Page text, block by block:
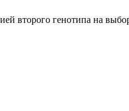
второго генотипа на